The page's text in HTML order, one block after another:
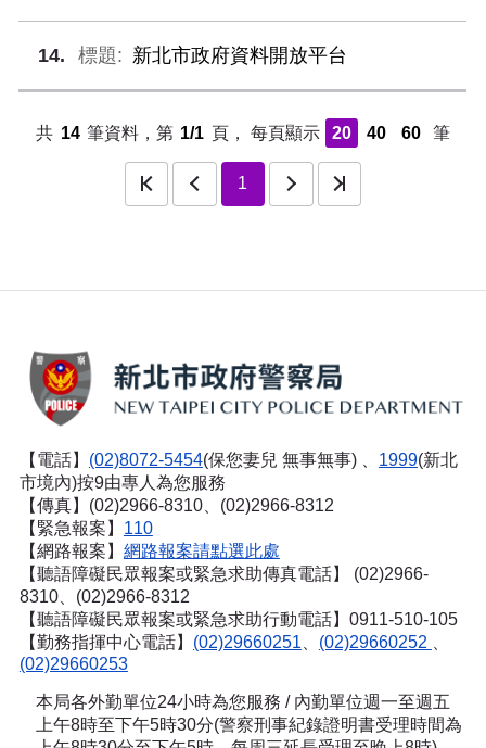
14 新北市政府資料開放平台
共 14 筆資料，第 1/1 頁， 每頁顯示 20 40 60 筆
1
最後一頁
【電話】 (02)8072-5454(保您妻兒 無事無事) 、 1999(新北
市境內)按9由專人為您服務
【傳真】(02)2966-8310、(02)2966-8312
【緊急報案】 110
【網路報案】 網路報案請點選此處
【聽語障礙民眾報案或緊急求助傳真電話】
(02)2966-
8310、(02)2966-8312
【聽語障礙民眾報案或緊急求助行動電話】0911-510-105
【勤務指揮中心電話】 (02)29660251 (02)29660252
(02)29660253
本局各外勤單位24小時為您服務 / 內勤單位週一至週五
上午8時至下午5時30分(警察刑事紀錄證明書受理時間為